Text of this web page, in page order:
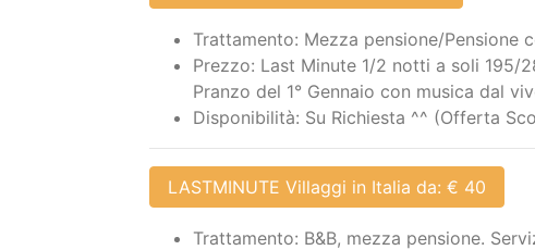
Trattamento: Mezza pensione/Pensione
Prezzo: Last Minute 1/2 notti a soli
Pranzo del 1° Gennaio con musica dal
Disponibilità: Su Richiesta ^^ (Offerta
LASTMINUTE Villaggi in Italia da: € 40
Trattamento: B&B, mezza pensione.